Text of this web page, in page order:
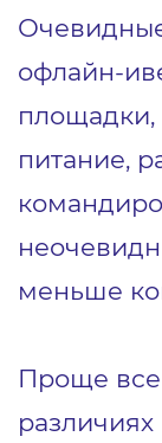
офлайн-
площадки,
питание,
меньше
Проще